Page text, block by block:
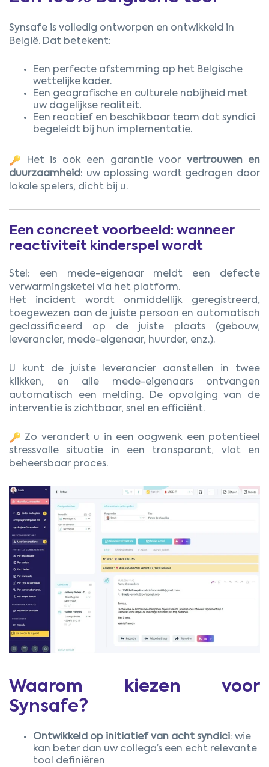
Synsafe is volledig ontworpen en ontwikkeld in
België. Dat betekent:
Een perfecte afstemming op het Belgische
wettelijke kader.
Een geografische en culturele nabijheid met
uw dagelijkse realiteit.
Een reactief en beschikbaar team dat syndici
begeleidt bij hun implementatie.
Het is ook een garantie voor vertrouwen en
duurzaamheid: uw oplossing wordt gedragen door
lokale spelers, dicht bij u.
Een concreet voorbeeld: wanneer
reactiviteit kinderspel wordt
Stel: een mede-eigenaar meldt een defecte
verwarmingsketel via het platform.
Het incident wordt onmiddellijk geregistreerd,
toegewezen aan de juiste persoon en automatisch
geclassificeerd op de juiste plaats (gebouw,
leverancier, mede-eigenaar, huurder, enz.).
U kunt de juiste leverancier aanstellen in twee
klikken, en alle mede-eigenaars ontvangen
automatisch een melding. De opvolging van de
interventie is zichtbaar, snel en efficiënt.
Zo verandert u in een oogwenk een potentieel
stressvolle situatie in een transparant, vlot en
beheersbaar proces.
Waarom kiezen voor
Synsafe?
Ontwikkeld op initiatief van acht syndici: wie
kan beter dan uw collega’s een echt relevante
tool definiëren